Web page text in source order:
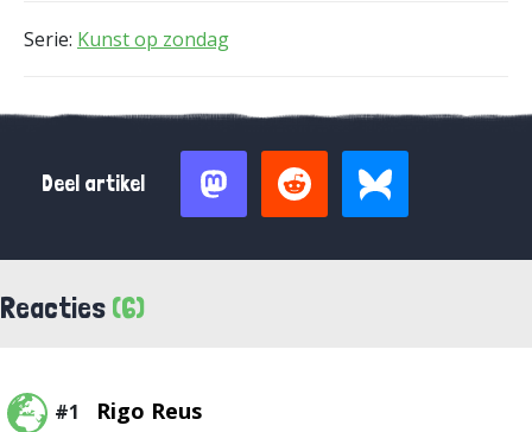
Serie: Kunst op zondag
Deel artikel
Reacties (6)
#1 Rigo Reus